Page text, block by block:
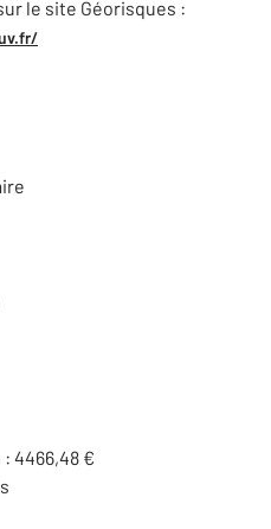
le site Géorisques :
4466,48 €